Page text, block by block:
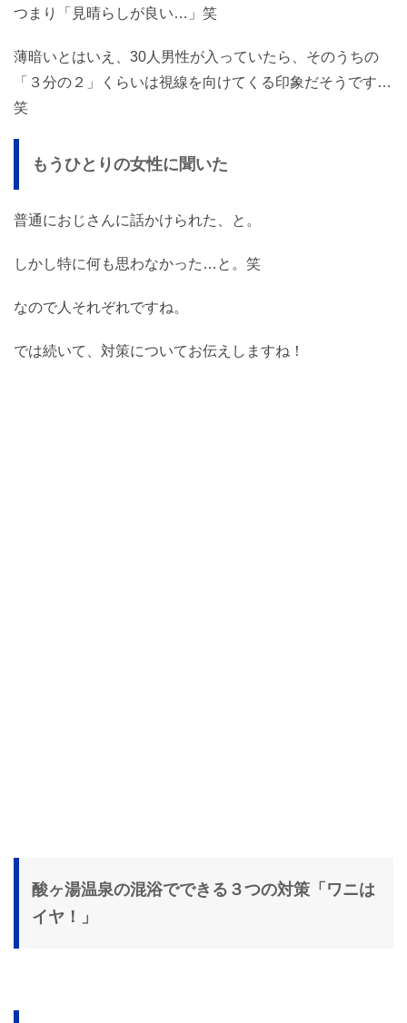
つまり「見晴らしが良い…」笑
薄暗いとはいえ、30人男性が入っていたら、そのうちの
「３分の２」くらいは視線を向けてくる印象だそうです…
笑
もうひとりの女性に聞いた
普通におじさんに話かけられた、と。
しかし特に何も思わなかった…と。笑
なので人それぞれですね。
では続いて、対策についてお伝えしますね！
酸ヶ湯温泉の混浴でできる３つの対策「ワニは
イヤ！」